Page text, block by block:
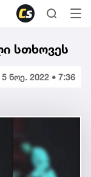
სთხოვეს
5 ნოე. 2022 • 7:36